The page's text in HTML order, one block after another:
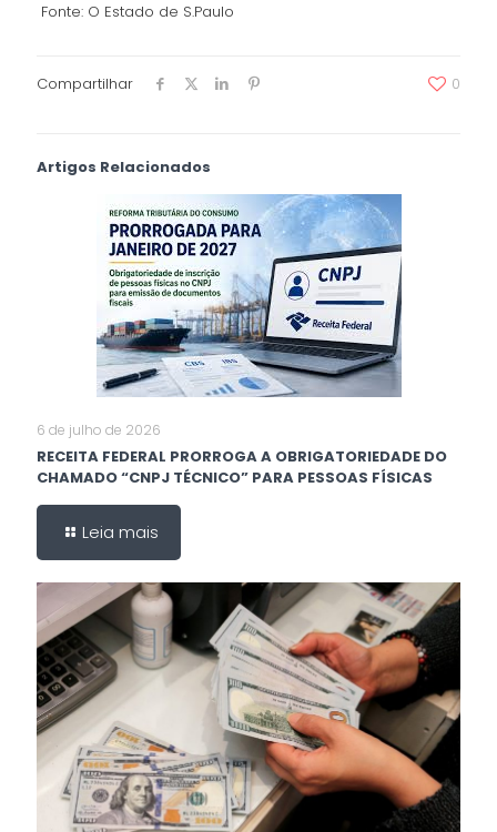
Fonte: O Estado de S.Paulo
Compartilhar 0
Artigos Relacionados
6 de julho de 2026
RECEITA FEDERAL PRORROGA A OBRIGATORIEDADE DO
CHAMADO “CNPJ TÉCNICO” PARA PESSOAS FÍSICAS
Leia mais